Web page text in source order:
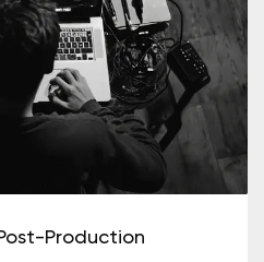
Production